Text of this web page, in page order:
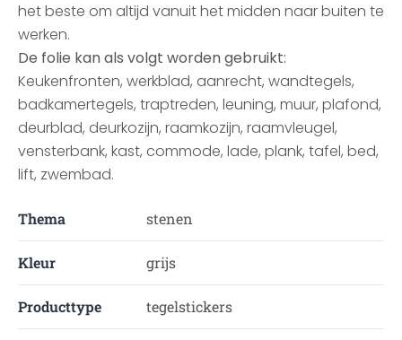
het beste om altijd vanuit het midden naar buiten te
werken.
De folie kan als volgt worden gebruikt:
Keukenfronten, werkblad, aanrecht, wandtegels,
badkamertegels, traptreden, leuning, muur, plafond,
deurblad, deurkozijn, raamkozijn, raamvleugel,
vensterbank, kast, commode, lade, plank, tafel, bed,
lift, zwembad.
Thema stenen
Kleur grijs
Producttype tegelstickers